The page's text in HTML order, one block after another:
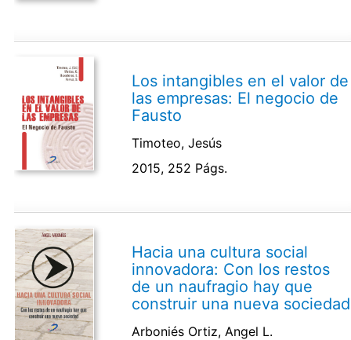
Los intangibles en el valor de
las empresas: El negocio de
Fausto
Timoteo, Jesús
2015, 252 Págs.
Hacia una cultura social
innovadora: Con los restos
de un naufragio hay que
construir una nueva sociedad
Arboniés Ortiz, Angel L.